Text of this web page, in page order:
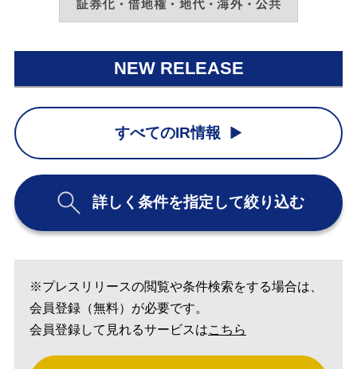
NEW RELEASE
すべてのIR情報
詳しく条件を指定して絞り込む
※プレスリリースの閲覧や条件検索をする場合は、
会員登録（無料）が必要です。
会員登録して見れるサービスはこちら